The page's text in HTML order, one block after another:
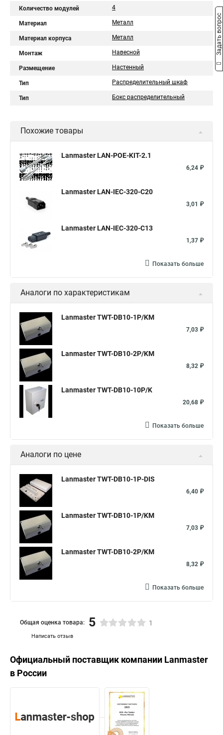
Количество модулей 4
Материал Металл
Материал корпуса Металл
Монтаж Навесной
Размещение Настенный
Тип Распределительный шкаф
Тип Бокс распределительный
Похожие товары
Lanmaster LAN-POE-KIT-2.1
6,24 ₽
Lanmaster LAN-IEC-320-C20
3,01 ₽
Lanmaster LAN-IEC-320-C13
1,37 ₽
Показать больше
Аналоги по характеристикам
Lanmaster TWT-DB10-1P/KM
7,03 ₽
Lanmaster TWT-DB10-2P/KM
8,32 ₽
Lanmaster TWT-DB10-10P/K
20,68 ₽
Показать больше
Аналоги по цене
Lanmaster TWT-DB10-1P-DIS
6,40 ₽
Lanmaster TWT-DB10-1P/KM
7,03 ₽
Lanmaster TWT-DB10-2P/KM
8,32 ₽
Показать больше
Написать отзыв
Общая оценка товара: 5 1
Официальный поставщик компании Lanmaster
в России
Задать вопрос